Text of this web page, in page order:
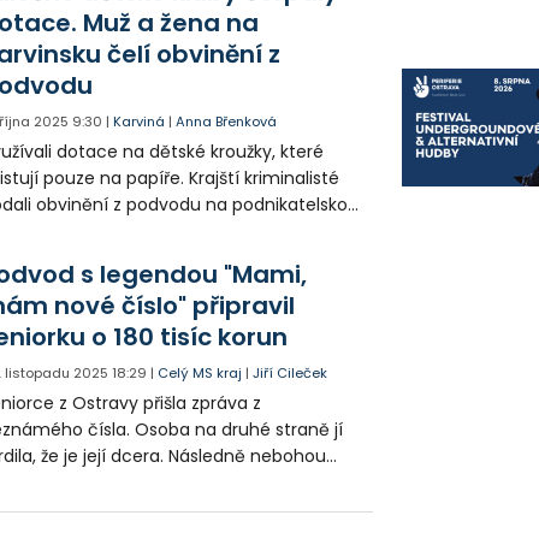
přesahuje 11 milionů korun a žena
měla obohatit o ještě vyšší částku. Peníze
za dům a cestování.
Muž a žena na
čelí obvinění z
října 2025 9:30 |Karviná |Anna Břenková
dotace na dětské kroužky, které
pouze na papíře. Krajští kriminalisté
obvinění z podvodu na podnikatelskou
korun.s legendou "Mami,
nové číslo" připravil
o 180 tisíc korun
listopadu 2025 18:29 | Celý MS kraj |Jiří Cileček
z Ostravy přišla zpráva z
čísla. Osoba na druhé straně jí
že je její dcera. Následně nebohou
Podvedená jí poslala přes 180 tisíc